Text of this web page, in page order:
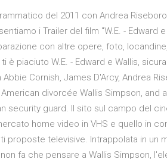
del 2011 con Andrea
i Trailer del film ''W.E. - Edward
con altre opere, foto,
è piaciuto W.E. - Edward e Wallis,
Cornish, James D'Arcy, Andrea
divorcée Wallis Simpson, and
security guard. Il sito sul campo del
home video in VHS e quello in
proposte televisive. Intrappolata in un
fa che pensare a Wallis Simpson,